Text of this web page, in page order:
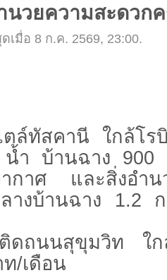
นวยความสะดวก
เมื่อ 8 ก.ค. 2569, 23:00.
ตล์ทัสคานี ใกล้โ
ำ บ้านฉาง 900
ากาศ และสิ่งอำน
างบ้านฉาง 1.2
ดถนนสุขุมวิท ใก
ท/เดือน